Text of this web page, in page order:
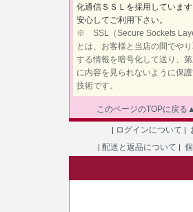
化通信ＳＳＬを採用しています
安心してご利用下さい。
※ SSL（Secure Sockets
とは、お客様と当店の間でやり
する情報を暗号化して送り、
に内容を見られないように保
技術です。
このページのTOPに戻る
| ログインについて |
| 配送と返品について |